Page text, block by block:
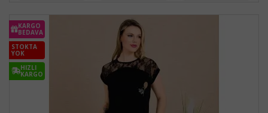
KARGO
BEDAVA
STOKTA
YOK
HIZLI
KARGO